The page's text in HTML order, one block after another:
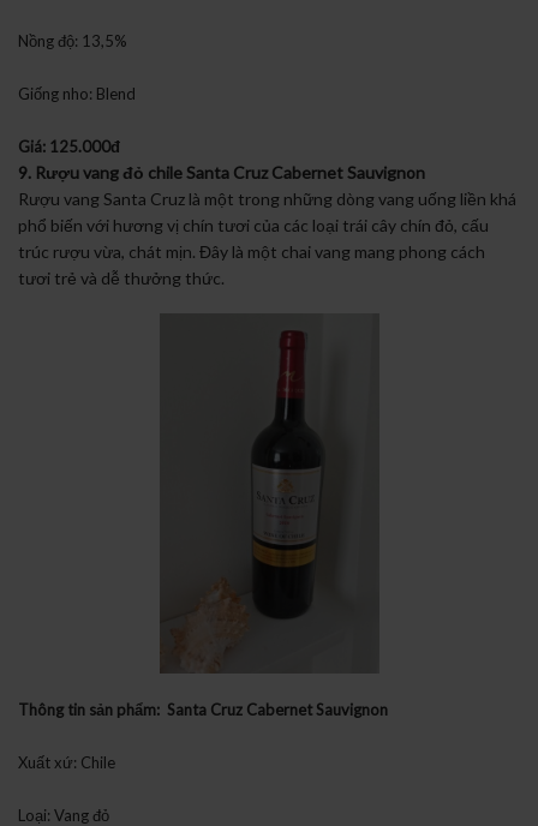
Nồng độ: 13,5%
Giống nho: Blend
Giá: 125.000đ
9. Rượu vang đỏ chile Santa Cruz Cabernet Sauvignon
Rượu vang Santa Cruz là một trong những dòng vang uống liền khá
phổ biến với hương vị chín tươi của các loại trái cây chín đỏ, cấu
trúc rượu vừa, chát mịn. Đây là một chai vang mang phong cách
tươi trẻ và dễ thưởng thức.
Thông tin sản phẩm: Santa Cruz Cabernet Sauvignon
Xuất xứ: Chile
Loại: Vang đỏ